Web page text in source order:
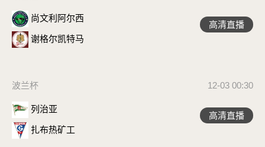
尚文利阿尔西
谢格尔凯特马
高清直播
波兰杯 12-03 00:30
列治亚
扎布热矿工
高清直播